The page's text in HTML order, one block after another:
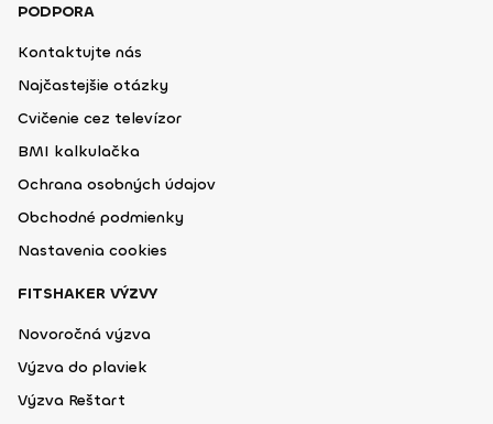
PODPORA
Kontaktujte nás
Najčastejšie otázky
Cvičenie cez televízor
BMI kalkulačka
Ochrana osobných údajov
Obchodné podmienky
Nastavenia cookies
FITSHAKER VÝZVY
Novoročná výzva
Výzva do plaviek
Výzva Reštart